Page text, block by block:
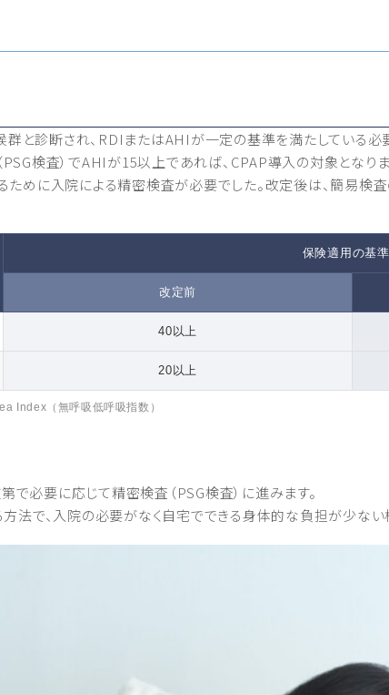
と診断され、RDIまたはAHIが一定の基準を満たしている必
検査）でAHIが15以上であれば、CPAP導入の対象となりま
めに入院による精密検査が必要でした。改定後は、簡易検
保険適用の基
改定前
40以上
20以上
Index（無呼吸低呼吸指数）
必要に応じて精密検査（PSG検査）に進みます。
で、入院の必要がなく自宅でできる身体的な負担が少ない